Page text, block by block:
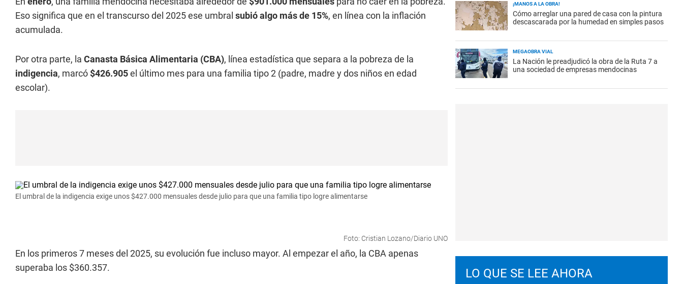
Eso significa que en el transcurso del 2025 ese umbral subió algo más de 15%, en línea con la inflación
acumulada.
Por otra parte, la Canasta Básica Alimentaria (CBA), línea estadística que separa a la pobreza de la
indigencia, marcó $426.905el último mes para una familia tipo 2 (padre, madre y dos niños en edad
escolar).
El umbral de la indigencia exige unos $427.000 mensuales desde julio para que una familia tipo logre alimentarse
Foto: Cristian Lozano/Diario UNO
En los primeros 7 meses del 2025, su evolución fue incluso mayor. Al empezar el año, la CBA apenas
superaba los $360.357.
¡MANOS A LA OBRA!
Cómo arreglar una pared de casa con la pintura
descascarada por la humedad en simples pasos
MEGAOBRA VIAL
La Nación le preadjudicó la obra de la Ruta 7 a
una sociedad de empresas mendocinas
LO QUE SE LEE AHORA